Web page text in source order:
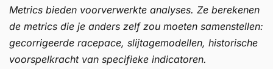
Metrics bieden voorverwerkte analyses. Ze berekenen
de metrics die je anders zelf zou moeten samenstellen:
gecorrigeerde racepace, slijtagemodellen, historische
voorspelkracht van specifieke indicatoren.